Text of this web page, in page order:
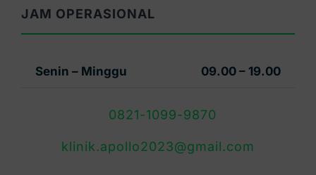
JAM OPERASIONAL
Senin – Minggu 09.00 – 19.00
0821-1099-9870
klinik.apollo2023@gmail.com